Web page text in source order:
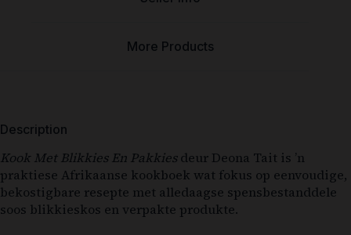
More Products
Description
Kook Met Blikkies En Pakkiesdeur Deona Tait is ’n
praktiese Afrikaanse kookboek wat fokus op eenvoudige,
bekostigbare resepte met alledaagse spensbestanddele
soos blikkieskos en verpakte produkte.